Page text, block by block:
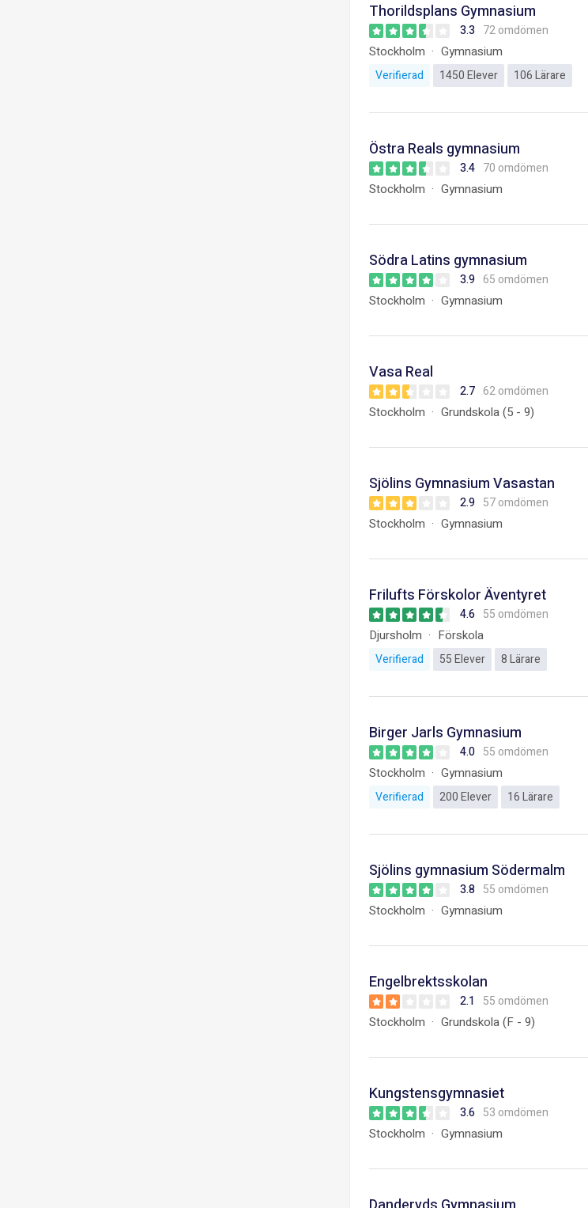
Thorildsplans Gymnasium
3.3 72 omdömen
Stockholm Gymnasium
Verifierad 1450 Elever 106 Lärare
Östra Reals gymnasium
3.4 70 omdömen
Stockholm Gymnasium
Södra Latins gymnasium
3.9 65 omdömen
Stockholm Gymnasium
Vasa Real
2.7 62 omdömen
Stockholm Grundskola (5 - 9)
Sjölins Gymnasium Vasastan
2.9 57 omdömen
Stockholm Gymnasium
Frilufts Förskolor Äventyret
4.6 55 omdömen
Djursholm Förskola
Verifierad 55 Elever 8 Lärare
Birger Jarls Gymnasium
4.0 55 omdömen
Stockholm Gymnasium
Verifierad 200 Elever 16 Lärare
Sjölins gymnasium Södermalm
3.8 55 omdömen
Stockholm Gymnasium
Engelbrektsskolan
2.1 55 omdömen
Stockholm Grundskola (F - 9)
Kungstensgymnasiet
3.6 53 omdömen
Stockholm Gymnasium